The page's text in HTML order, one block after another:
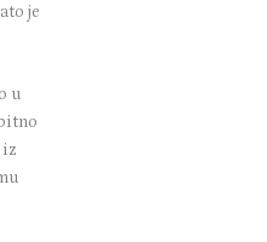
je
u
iz